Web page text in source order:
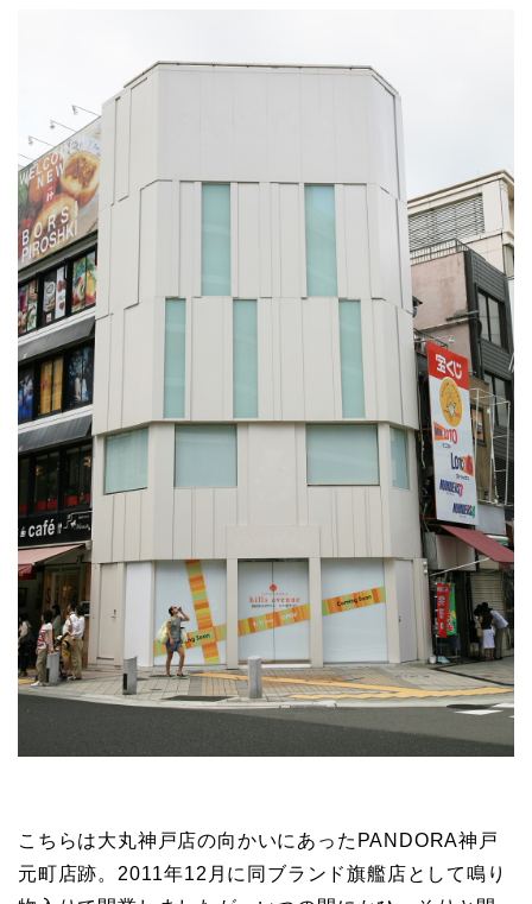
こちらは大丸神戸店の向かいにあったPANDORA神戸
元町店跡。2011年12月に同ブランド旗艦店として鳴り